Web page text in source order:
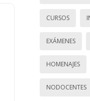
CURSOS
EXÁMENES
HOMENAJES
NODOCENTES